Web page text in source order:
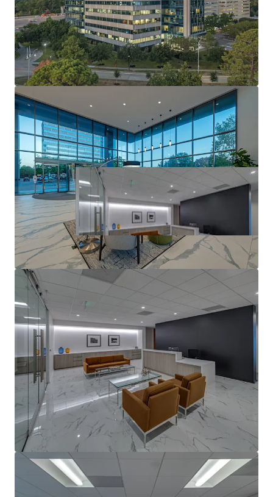
Well Occupied Asset with Robust Leasing
Momentum
Attractive In-Place Yield with Risk Adjusted Returns
Industry Leading Investment Grade Anchor Tenant
Stable Cash Flow with Upside Via Mark-To-Market